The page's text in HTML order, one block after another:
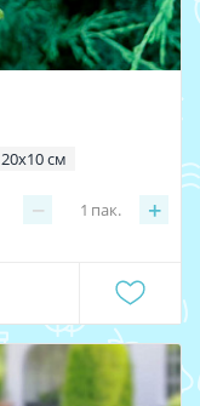
20х10 см
− +
1 пак.